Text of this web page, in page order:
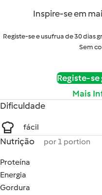
Inspire-se em
Registe-se e usufrua de 30 dias
Sem
Registe-
Mais
Dificuldade
fácil
Nutrição por 1 portion
Proteína
Energia
Gordura